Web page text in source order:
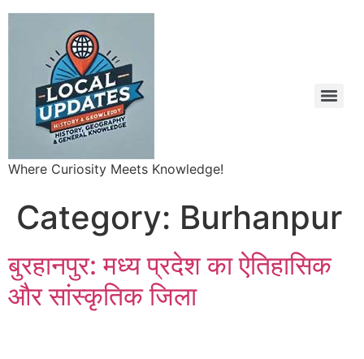
Where Curiosity Meets Knowledge!
Category: Burhanpur
बुरहानपुर: मध्य प्रदेश का ऐतिहासिक
और सांस्कृतिक जिला